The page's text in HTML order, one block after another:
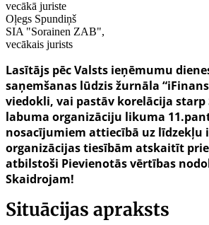
vecākā juriste
Oļegs Spundiņš
SIA "Sorainen ZAB",
vecākais jurists
Lasītājs pēc Valsts ieņēmumu
saņemšanas lūdzis žurnāla
viedokli, vai pastāv korelācija starp
labuma organizāciju likuma
nosacījumiem attiecībā uz līdzekļu
organizācijas tiesībām atskaitīt
atbilstoši Pievienotās vērtības
Skaidrojam!
Situācijas apraksts